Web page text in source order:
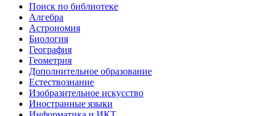
Поиск по библиотеке
Алгебра
Астрономия
Биология
География
Геометрия
Дополнительное образование
Естествознание
Изобразительное искусство
Иностранные языки